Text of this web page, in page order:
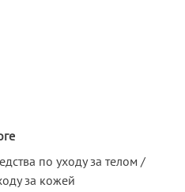
по уходу за телом /
за кожей